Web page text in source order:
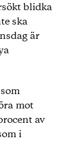
blidka
ska
är
mot
av
i